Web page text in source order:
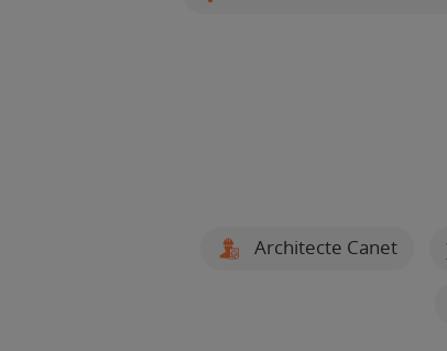
Architecte Canet